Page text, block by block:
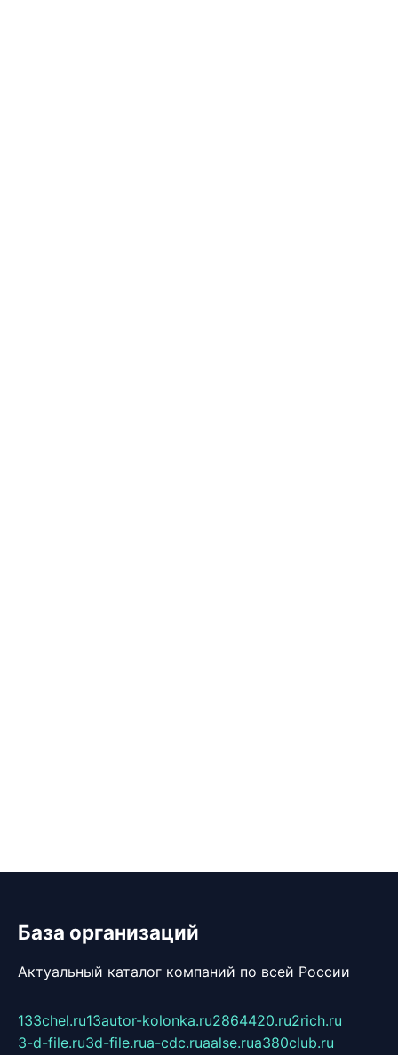
База организаций
Актуальный каталог компаний по всей России
133chel.ru13autor-kolonka.ru2864420.ru2rich.ru
3-d-file.ru3d-file.rua-cdc.ruaalse.rua380club.ru